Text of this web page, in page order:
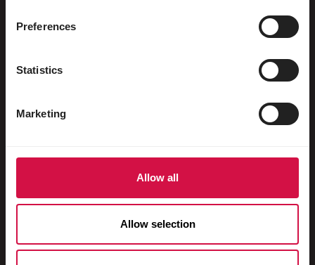
Preferences
Statistics
Marketing
Allow all
Allow selection
Fretten
Reptielen
Hoenders
Herbivoren